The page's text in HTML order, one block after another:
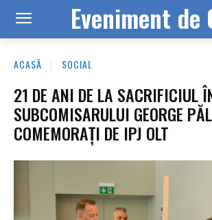
Eveniment de
ACASĂ SOCIAL
21 DE ANI DE LA SACRIFICIUL
SUBCOMISARULUI GEORGE
COMEMORAȚI DE IPJ OLT